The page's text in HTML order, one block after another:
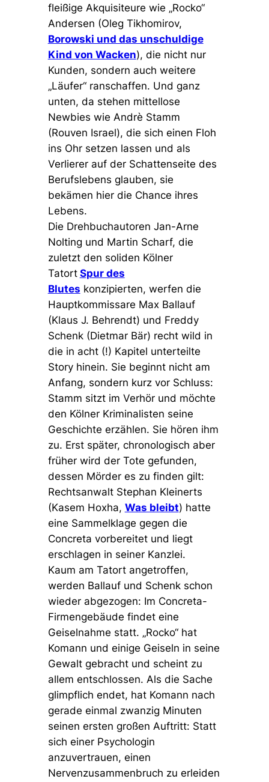
fleißige Akquisiteure wie „Rocko“
Andersen (Oleg Tikhomirov,
Borowski und das unschuldige
Kind von Wacken), die nicht nur
Kunden, sondern auch weitere
„Läufer“ ranschaffen. Und ganz
unten, da stehen mittellose
Newbies wie Andrè Stamm
(Rouven Israel), die sich einen Floh
ins Ohr setzen lassen und als
Verlierer auf der Schattenseite des
Berufslebens glauben, sie
bekämen hier die Chance ihres
Lebens.
Die Drehbuchautoren Jan-Arne
Nolting und Martin Scharf, die
zuletzt den soliden Kölner
Tatort Spur des
Blutes konzipierten, werfen die
Hauptkommissare Max Ballauf
(Klaus J. Behrendt) und Freddy
Schenk (Dietmar Bär) recht wild in
die in acht (!) Kapitel unterteilte
Story hinein. Sie beginnt nicht am
Anfang, sondern kurz vor Schluss:
Stamm sitzt im Verhör und möchte
den Kölner Kriminalisten seine
Geschichte erzählen. Sie hören ihm
zu. Erst später, chronologisch aber
früher wird der Tote gefunden,
dessen Mörder es zu finden gilt:
Rechtsanwalt Stephan Kleinerts
(Kasem Hoxha, Was bleibt) hatte
eine Sammelklage gegen die
Concreta vorbereitet und liegt
erschlagen in seiner Kanzlei.
Kaum am Tatort angetroffen,
werden Ballauf und Schenk schon
wieder abgezogen: Im Concreta-
Firmengebäude findet eine
Geiselnahme statt. „Rocko“ hat
Komann und einige Geiseln in seine
Gewalt gebracht und scheint zu
allem entschlossen. Als die Sache
glimpflich endet, hat Komann nach
gerade einmal zwanzig Minuten
seinen ersten großen Auftritt: Statt
sich einer Psychologin
anzuvertrauen, einen
Nervenzusammenbruch zu erleiden